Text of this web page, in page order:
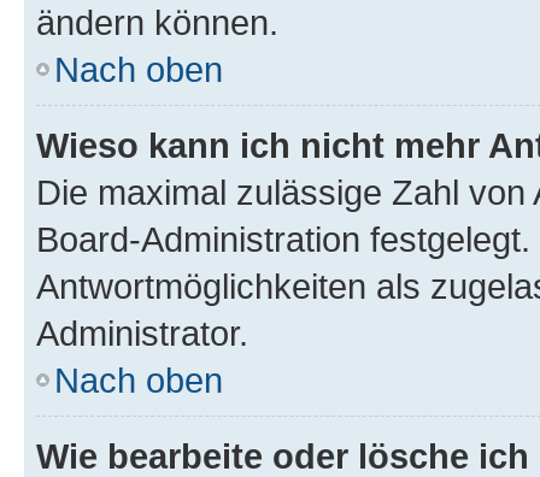
ändern können.
Nach oben
Wieso kann ich nicht mehr
Die maximal zulässige Zahl
Board-Administration
Antwortmöglichkeiten als
Administrator.
Nach oben
Wie bearbeite oder lösche